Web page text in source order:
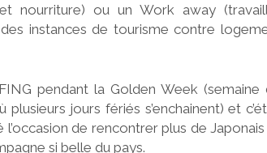
nourriture) ou un Work away
instances de tourisme contre
pendant la Golden Week (semaine
plusieurs jours fériés s’enchainent) et
l’occasion de rencontrer plus de
si belle du pays.